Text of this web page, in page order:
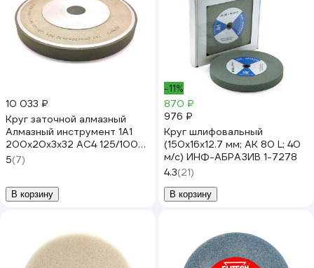
10 033 ₽
Круг заточной алмазный
Алмазный инструмент 1A1
200x20x3х32 AC4 125/100
В2-01 CT00205070
5(7)
В корзину
-11%
870 ₽
976 ₽
Круг шлифовальный
(150х16х12.7 мм; AK 80 L; 40
м/с) ИНФ-АБРАЗИВ 1-7278
4.3(21)
В корзину